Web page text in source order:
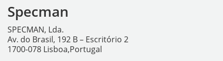
Specman
SPECMAN, Lda.
Av. do Brasil, 192 B – Escritório 2
1700-078 Lisboa,Portugal